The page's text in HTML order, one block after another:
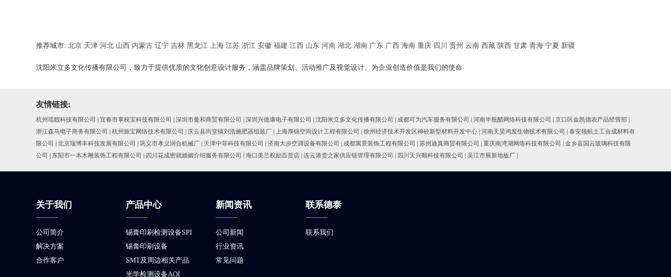
推荐城市: 北京 天津 河北 山西 内蒙古 辽宁 吉林 黑龙江 上海 江苏 浙江 安徽 福建 江西 山东 河南 湖北 湖南 广东 广西 海南 重庆 四川 贵州 云南 西藏 陕西 甘肃 青海 宁夏 新疆
沈阳米立多文化传播有限公司，致力于提供优质的文化创意设计服务，涵盖品牌策划、活动推广及视觉设计。为企业创造价值是我们的使命
友情链接:
杭州瑶靓科技有限公司 宜春市掌税宝科技有限公司 深圳市曼和商贸有限公司 深圳兴德康电子有限公司 沈阳米立多文化传播有限公司 成都可为汽车服务有限公司 河南半瓶醋网络科技有限公司 京口区金凯德农产品经营部
浙江森马电子商务有限公司
杭州旅宝网络技术有限公司 庆云县尚堂镇刘浩施肥器组装厂 上海厚锦空间设计工程有限公司 徐州经济技术开发区神砼新型材料开发中心 河南天昊鸿发生物技术有限公司
泰安领航土工合成材料有
限公司
北京瑞博丰科技发展有限公司 巩义市孝义润合机械厂 天津中菲科技有限公司 济南大步空调设备有限公司 成都寓景装饰工程有限公司 苏州迪真商贸有限公司 重庆南湾湖网络科技有限公司
金乡县国云玻璃科技有限
公司
东阳市一本木雕装饰工程有限公司 四川花成密就婚姻介绍服务有限公司 海口美兰权励百货店 连云港货之家供应链管理有限公司 四川天兴顺科技有限公司 吴江市展新地板厂
关于我们
公司简介
解决方案
合作客户
产品中心
锡膏印刷检测设备SPI
锡膏印刷设备
SMT及周边相关产品
光学检测设备AOI
新闻资讯
公司新闻
行业资讯
常见问题
联系德泰
联系我们